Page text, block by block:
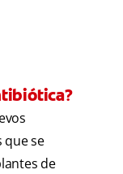
que se
de